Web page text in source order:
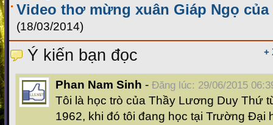
Video thơ mừng xuân Giáp Ngọ
(18/03/2014)
+
Ý kiến bạn đọc
Phan Nam Sinh - Đăng lúc: 29/06/2015
Tôi là học trò của Thầy Lương Duy Thứ
1962, khi đó tôi đang học tại Trường Đại